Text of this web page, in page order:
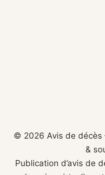
© 2026 Avis de décès
&
Publication d’avis de